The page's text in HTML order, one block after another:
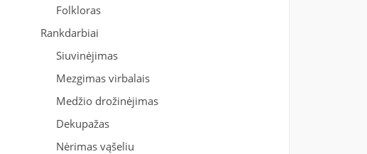
Folkloras
Rankdarbiai
Siuvinėjimas
Mezgimas virbalais
Medžio drožinėjimas
Dekupažas
Nėrimas vąšeliu